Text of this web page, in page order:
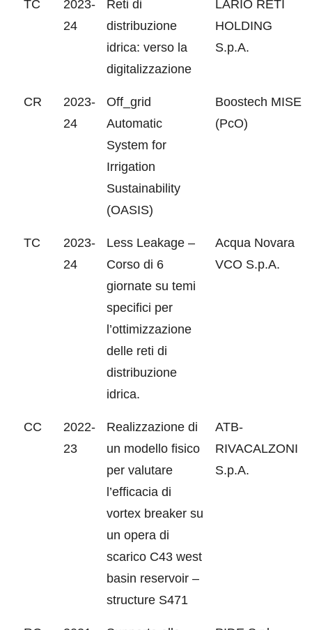
TC
2023-
24
Reti di
distribuzione
idrica: verso la
digitalizzazione
LARIO RETI
HOLDING
S.p.A.
CR
2023-
24
Off_grid
Automatic
System for
Irrigation
Sustainability
(OASIS)
Boostech MISE
(PcO)
TC
2023-
24
Less Leakage –
Corso di 6
giornate su temi
specifici per
l’ottimizzazione
delle reti di
distribuzione
idrica.
Acqua Novara
VCO S.p.A.
CC
2022-
23
Realizzazione di
un modello fisico
per valutare
l’efficacia di
vortex breaker su
un opera di
scarico C43 west
basin reservoir –
structure S471
ATB-
RIVACALZONI
S.p.A.